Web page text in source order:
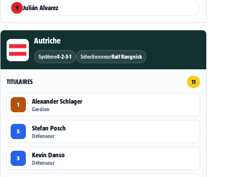
9 Julián Alvarez
Autriche
Système4-2-3-1 SélectionneurRalf Rangnick
TITULAIRES 11
1 Alexander Schlager
Gardien
5 Stefan Posch
Défenseur
3 Kevin Danso
Défenseur